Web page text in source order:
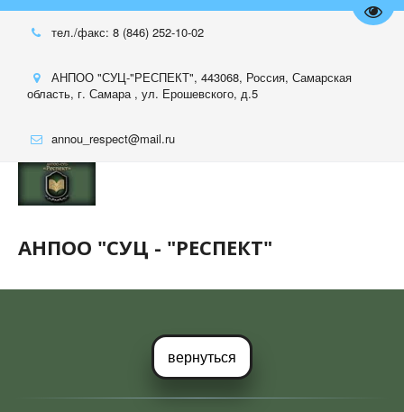
тел./факс: 8 (846) 252-10-02
АНПОО "СУЦ-"РЕСПЕКТ", 443068, Россия, Самарская
область, г. Самара , ул. Ерошевского, д.5
annou_respect@mail.ru
АНПОО "СУЦ - "РЕСПЕКТ"
вернуться